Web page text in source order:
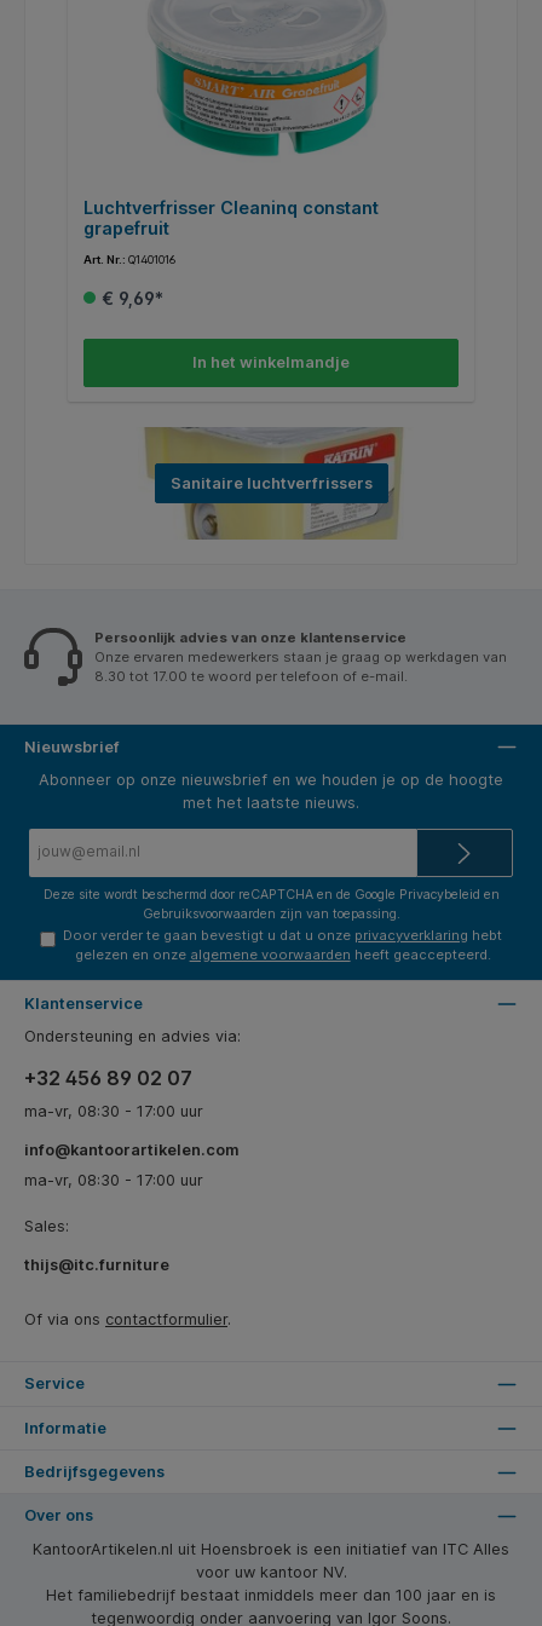
Luchtverfrisser Cleaninq constant
grapefruit
Art. Nr.: Q1401016
€ 9,69*
In het winkelmandje
Sanitaire luchtverfrissers
Persoonlijk advies van onze klantenservice
Onze ervaren medewerkers staan je graag op werkdagen van
8.30 tot 17.00 te woord per telefoon of e-mail.
Nieuwsbrief
Abonneer op onze nieuwsbrief en we houden je op de hoogte
met het laatste nieuws.
Deze site wordt beschermd door reCAPTCHA en de Google Privacybeleid en
Gebruiksvoorwaarden zijn van toepassing.
Door verder te gaan bevestigt u dat u onze privacyverklaring hebt
gelezen en onze algemene voorwaarden heeft geaccepteerd.
Klantenservice
Ondersteuning en advies via:
+32 456 89 02 07
ma-vr, 08:30 - 17:00 uur
info@kantoorartikelen.com
ma-vr, 08:30 - 17:00 uur
Sales:
thijs@itc.furniture
Of via ons contactformulier.
Service
Informatie
Bedrijfsgegevens
Over ons
KantoorArtikelen.nl uit Hoensbroek is een initiatief van ITC Alles
voor uw kantoor NV.
Het familiebedrijf bestaat inmiddels meer dan 100 jaar en is
tegenwoordig onder aanvoering van Igor Soons.